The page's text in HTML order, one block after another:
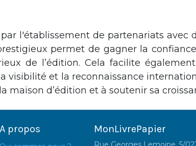
l'établissement de partenariats avec
permet de gagner la
de l’édition. Cela facilite
visibilité et la reconnaissance
d’édition et à soutenir sa
A propos MonLivrePapier